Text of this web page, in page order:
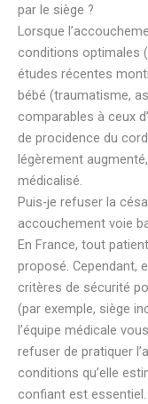
par le siège ?
Lorsque
conditions optimales
études récentes
bébé (traumatisme,
comparables à ceux
de procidence du
légèrement
médicalisé.
Puis-je refuser la
accouchement voie
En France, tout
proposé. Cependant,
critères de sécurité
(par exemple, siège
l’équipe médicale
refuser de pratiquer
conditions qu’elle
confiant est essentiel.